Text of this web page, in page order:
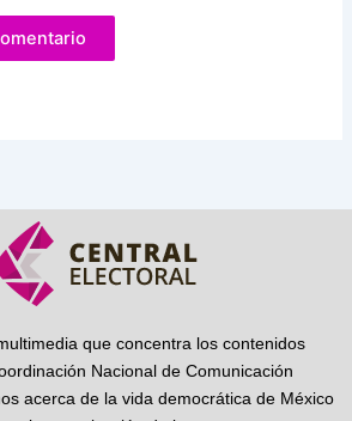
que concentra los contenidos
Nacional de Comunicación
acerca de la vida democrática de México